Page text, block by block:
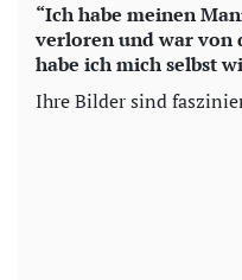
“Ich habe meinen
verloren und war von
habe ich mich selbst
Ihre Bilder sind